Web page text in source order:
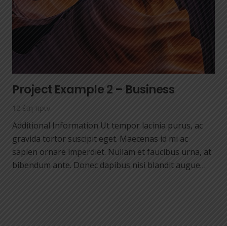
Project Example 2 – Business
12 έτη πριν
Additional Information Ut tempor lacinia purus, ac
gravida tortor suscipit eget. Maecenas id mi ac
sapien ornare imperdiet. Nullam et faucibus urna, at
bibendum ante. Donec dapibus nisi blandit augue…